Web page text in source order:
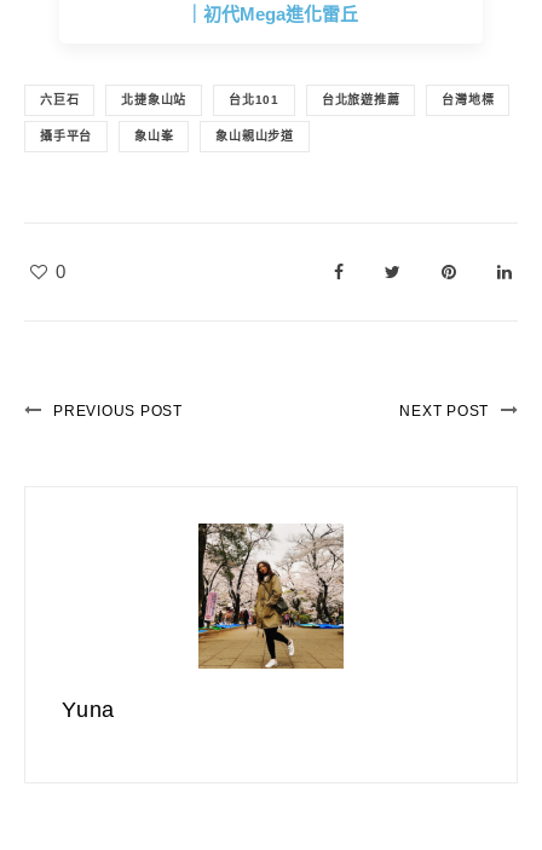
｜初代Mega進化雷丘
六巨石 北捷象山站 台北101 台北旅遊推薦 台灣地標
攝手平台 象山峯 象山親山步道
0
PREVIOUS POST NEXT POST
Yuna